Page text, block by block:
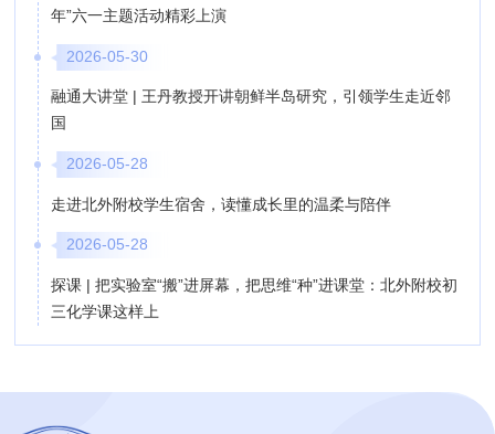
年”六一主题活动精彩上演
2026-05-30
融通大讲堂 | 王丹教授开讲朝鲜半岛研究，引领学生走近邻
国
2026-05-28
走进北外附校学生宿舍，读懂成长里的温柔与陪伴
2026-05-28
探课 | 把实验室“搬”进屏幕，把思维“种”进课堂：北外附校初
三化学课这样上